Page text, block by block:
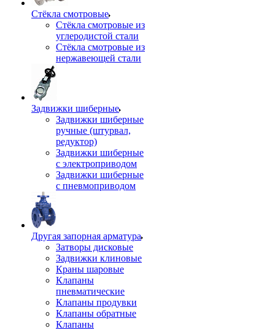
Стёкла смотровые
Стёкла смотровые из
углеродистой стали
Стёкла смотровые из
нержавеющей стали
Задвижки шиберные
Задвижки шиберные
ручные (штурвал,
редуктор)
Задвижки шиберные
с электроприводом
Задвижки шиберные
с пневмоприводом
Другая запорная арматура
Затворы дисковые
Задвижки клиновые
Краны шаровые
Клапаны
пневматические
Клапаны продувки
Клапаны обратные
Клапаны